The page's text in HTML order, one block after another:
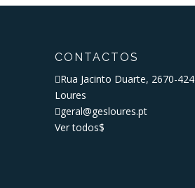
CONTACTOS
Rua Jacinto Duarte, 2670-424
Loures
geral@gesloures.pt
Ver todos$